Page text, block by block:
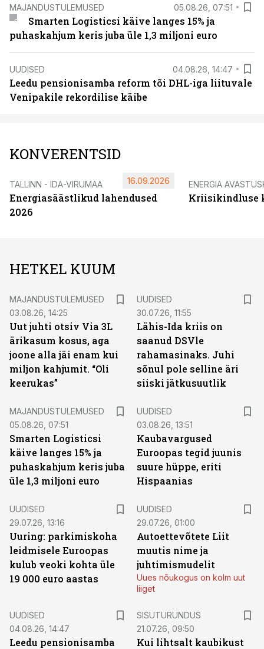
MAJANDUSTULEMUSED 05.08.26, 07:51
Smarten Logisticsi käive langes 15% ja
puhaskahjum keris juba üle 1,3 miljoni euro
UUDISED 04.08.26, 14:47
Leedu pensionisamba reform tõi DHL-iga liituvale
Venipakile rekordilise käibe
KONVERENTSID
TALLINN - IDA-VIRUMAA
Energiasäästlikud lahendused
2026
16.09.2026 ENERGIA
Kriisikindluse
HETKEL KUUM
MAJANDUSTULEMUSED
03.08.26, 14:25
Uut juhti otsiv Via 3L
ärikasum kosus, aga
joone alla jäi enam kui
miljon kahjumit. “Oli
keerukas”
UUDISED
30.07.26, 11:55
Lähis-Ida kriis on
saanud DSVle
rahamasinaks. Juhi
sõnul pole selline äri
siiski jätkusuutlik
MAJANDUSTULEMUSED
05.08.26, 07:51
Smarten Logisticsi
käive langes 15% ja
puhaskahjum keris juba
üle 1,3 miljoni euro
UUDISED
03.08.26, 13:51
Kaubavargused
Euroopas tegid juunis
suure hüppe, eriti
Hispaanias
UUDISED
29.07.26, 13:16
Uuring: parkimiskoha
leidmisele Euroopas
kulub veoki kohta üle
19 000 euro aastas
UUDISED
29.07.26, 01:00
Autoettevõtete Liit
muutis nime ja
juhtimismudelit
Uues nõukogus on kolm uut
liiget
UUDISED
04.08.26, 14:47
Leedu pensionisamba
SISUTURUNDUS
21.07.26, 09:50
Kui lihtsalt kaubikust